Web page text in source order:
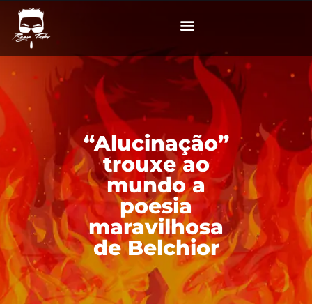
“Alucinação”
trouxe ao
mundo a
poesia
maravilhosa
de Belchior